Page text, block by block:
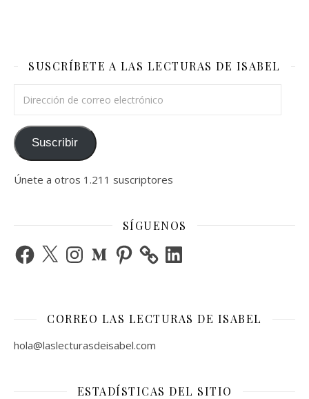
SUSCRÍBETE A LAS LECTURAS DE ISABEL
Suscribir
Únete a otros 1.211 suscriptores
SÍGUENOS
Facebook
X InstagramMediumPinterest LinkedIn
CORREO LAS LECTURAS DE ISABEL
hola@laslecturasdeisabel.com
ESTADÍSTICAS DEL SITIO